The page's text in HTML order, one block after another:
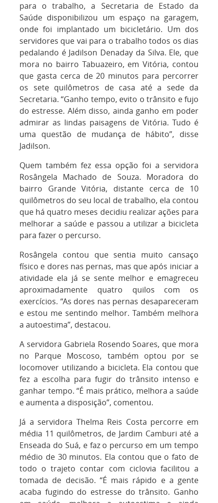
para o trabalho, a Secretaria de Estado da
Saúde disponibilizou um espaço na garagem,
onde foi implantado um bicicletário. Um dos
servidores que vai para o trabalho todos os dias
pedalando é Jadilson Denaday da Silva. Ele, que
mora no bairro Tabuazeiro, em Vitória, contou
que gasta cerca de 20 minutos para percorrer
os sete quilômetros de casa até a sede da
Secretaria. “Ganho tempo, evito o trânsito e fujo
do estresse. Além disso, ainda ganho em poder
admirar as lindas paisagens de Vitória. Tudo é
uma questão de mudança de hábito”, disse
Jadilson.
Quem também fez essa opção foi a servidora
Rosângela Machado de Souza. Moradora do
bairro Grande Vitória, distante cerca de 10
quilômetros do seu local de trabalho, ela contou
que há quatro meses decidiu realizar ações para
melhorar a saúde e passou a utilizar a bicicleta
para fazer o percurso.
Rosângela contou que sentia muito cansaço
físico e dores nas pernas, mas que após iniciar a
atividade ela já se sente melhor e emagreceu
aproximadamente quatro quilos com os
exercícios. “As dores nas pernas desapareceram
e estou me sentindo melhor. Também melhora
a autoestima”, destacou.
A servidora Gabriela Rosendo Soares, que mora
no Parque Moscoso, também optou por se
locomover utilizando a bicicleta. Ela contou que
fez a escolha para fugir do trânsito intenso e
ganhar tempo. “É mais prático, melhora a saúde
e aumenta a disposição”, comentou.
Já a servidora Thelma Reis Costa percorre em
média 11 quilômetros, de Jardim Camburi até a
Enseada do Suá, e faz o percurso em um tempo
médio de 30 minutos. Ela contou que o fato de
todo o trajeto contar com ciclovia facilitou a
tomada de decisão. “É mais rápido e a gente
acaba fugindo do estresse do trânsito. Ganho